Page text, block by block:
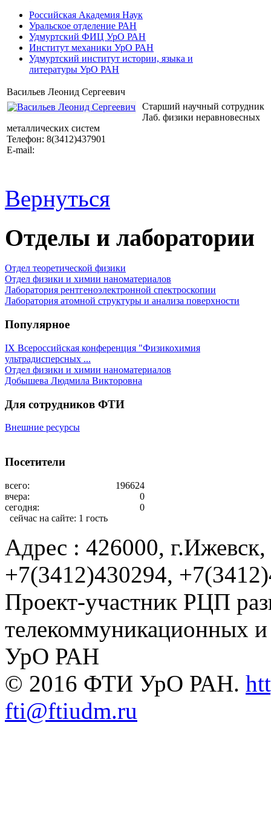
Российская Академия Наук
Уральское отделение РАН
Удмуртский ФИЦ УрО РАН
Институт механики УрО РАН
Удмуртский институт истории, языка и
литературы УрО РАН
Васильев Леонид Сергеевич
Cтарший научный сотрудник
Лаб. физики неравновесных
металлических систем
Телефон: 8(3412)437901
E-mail:
Вернуться
Отделы и лаборатории
Отдел теоретической физики
Отдел физики и химии наноматериалов
Лаборатория рентгеноэлектронной спектроскопии
Лаборатория атомной структуры и анализа поверхности
Популярное
IX Всероссийская конференция "Физикохимия
ультрадисперсных ...
Отдел физики и химии наноматериалов
Добышева Людмила Викторовна
Для сотрудников ФТИ
Внешние ресурсы
Посетители
всего:
196624
вчера:
0
сегодня:
0
сейчас на сайте: 1 гость
Адрес : 426000,
+7(3412)430294,
Проект-участник РЦП
телекоммуникационных
УрО РАН
© 2016 ФТИ УрО РАН.
fti@ftiudm.ru